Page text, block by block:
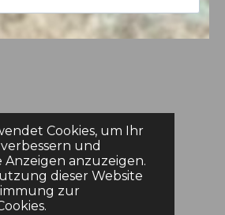
Cookies, um Ihr
und
anzuzeigen.
dieser Website
zur
I
P